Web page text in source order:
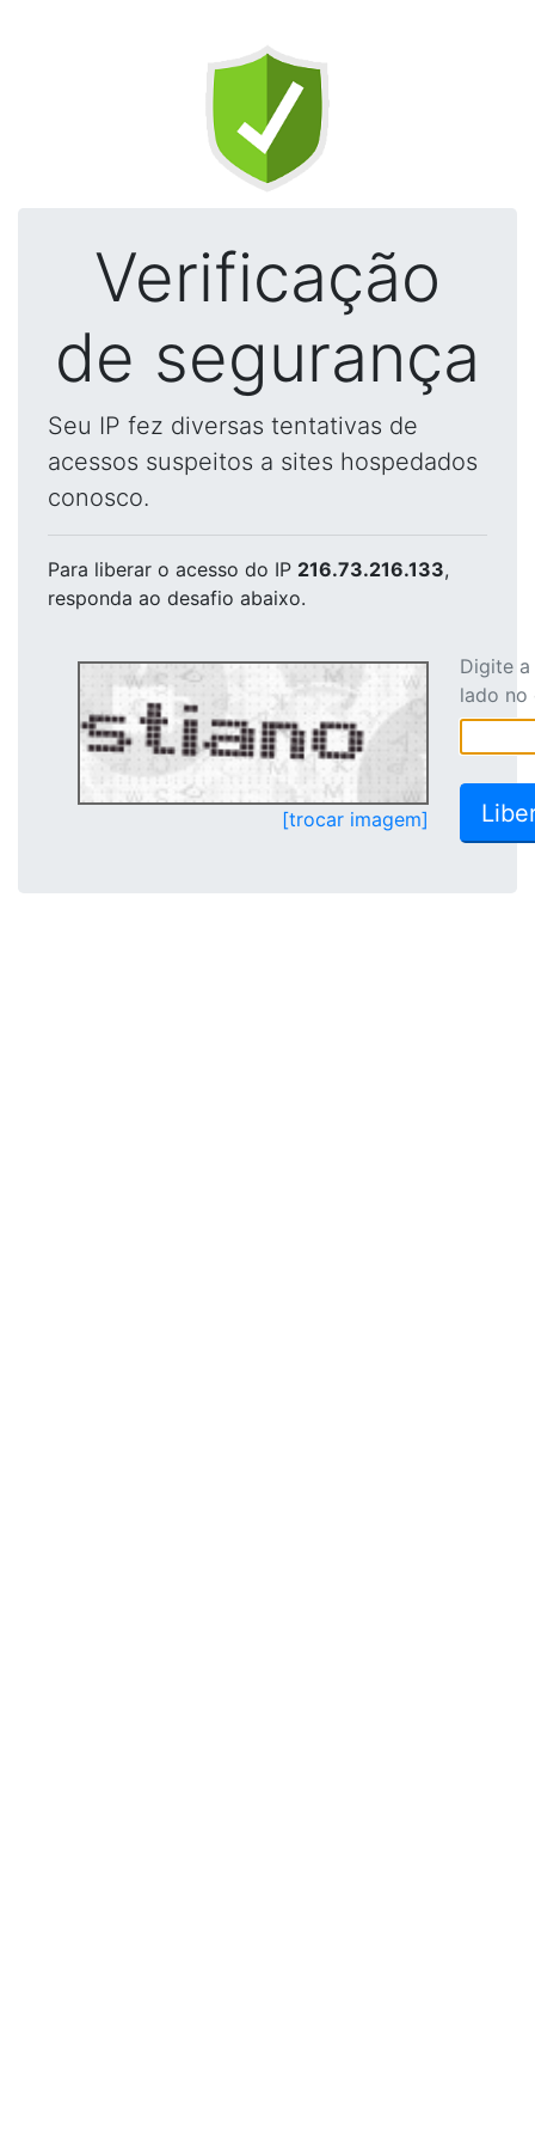
Verificação
de segurança
Seu IP fez diversas tentativas de
acessos suspeitos a sites hospedados
conosco.
Para liberar o acesso do IP 216.73.216.133,
responda ao desafio abaixo.
[trocar imagem]
Digite
lado no